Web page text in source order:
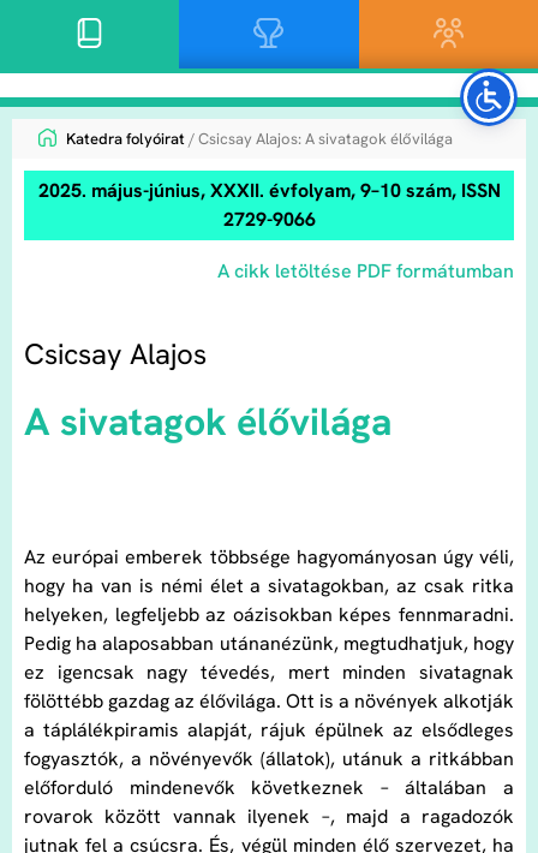
Katedra folyóirat/ Csicsay Alajos: A sivatagok élővilága
2025. május-június, XXXII. évfolyam, 9–10 szám, ISSN
2729-9066
A cikk letöltése PDF formátumban
Csicsay Alajos
A sivatagok élővilága
Az európai emberek többsége hagyományosan úgy véli,
hogy ha van is némi élet a sivatagokban, az csak ritka
helyeken, legfeljebb az oázisokban képes fennmaradni.
Pedig ha alaposabban utánanézünk, megtudhatjuk, hogy
ez igencsak nagy tévedés, mert minden sivatagnak
fölöttébb gazdag az élővilága. Ott is a növények alkotják
a táplálékpiramis alapját, rájuk épülnek az elsődleges
fogyasztók, a növényevők (állatok), utánuk a ritkábban
előforduló mindenevők következnek – általában a
rovarok között vannak ilyenek –, majd a ragadozók
jutnak fel a csúcsra. És, végül minden élő szervezet, ha